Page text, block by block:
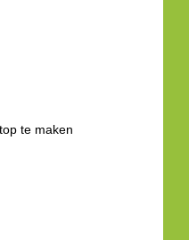
te maken